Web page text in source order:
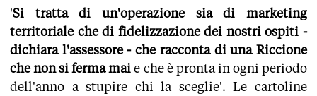
'Si tratta di un'operazione sia di marketing
territoriale che di fidelizzazione dei nostri ospiti -
dichiara l'assessore - che racconta di una Riccione
che non si ferma maie che è pronta in ogni periodo
dell'anno a stupire chi la sceglie'. Le cartoline